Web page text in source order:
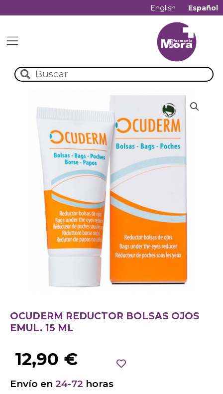
English Español
OCUDERM REDUCTOR BOLSAS OJOS
EMUL. 15 ML
12,90 €
Envío en 24-72 horas